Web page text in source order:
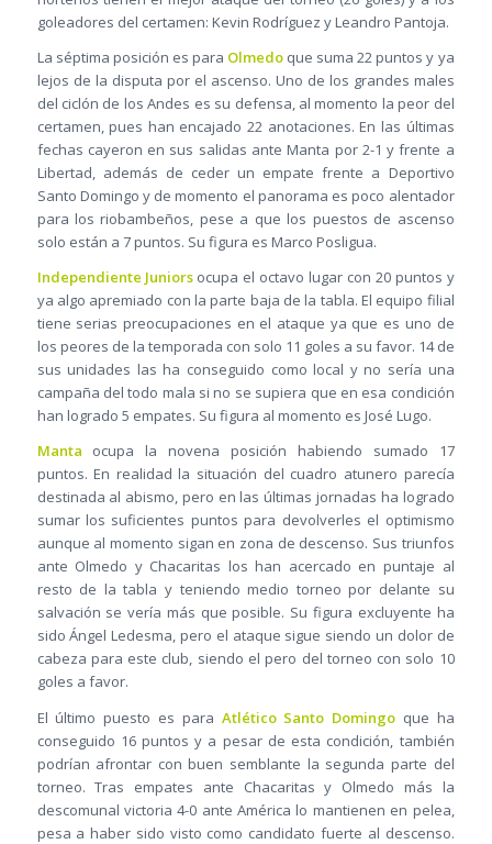
goleadores del certamen: Kevin Rodríguez y Leandro Pantoja.
La séptima posición es para Olmedoque suma 22 puntos y ya
lejos de la disputa por el ascenso. Uno de los grandes males
del ciclón de los Andes es su defensa, al momento la peor del
certamen, pues han encajado 22 anotaciones. En las últimas
fechas cayeron en sus salidas ante Manta por 2-1 y frente a
Libertad, además de ceder un empate frente a Deportivo
Santo Domingo y de momento el panorama es poco alentador
para los riobambeños, pese a que los puestos de ascenso
solo están a 7 puntos. Su figura es Marco Posligua.
Independiente Juniorsocupa el octavo lugar con 20 puntos y
ya algo apremiado con la parte baja de la tabla. El equipo filial
tiene serias preocupaciones en el ataque ya que es uno de
los peores de la temporada con solo 11 goles a su favor. 14 de
sus unidades las ha conseguido como local y no sería una
campaña del todo mala si no se supiera que en esa condición
han logrado 5 empates. Su figura al momento es José Lugo.
Manta ocupa la novena posición habiendo sumado 17
puntos. En realidad la situación del cuadro atunero parecía
destinada al abismo, pero en las últimas jornadas ha logrado
sumar los suficientes puntos para devolverles el optimismo
aunque al momento sigan en zona de descenso. Sus triunfos
ante Olmedo y Chacaritas los han acercado en puntaje al
resto de la tabla y teniendo medio torneo por delante su
salvación se vería más que posible. Su figura excluyente ha
sido Ángel Ledesma, pero el ataque sigue siendo un dolor de
cabeza para este club, siendo el pero del torneo con solo 10
goles a favor.
El último puesto es para Atlético Santo Domingoque ha
conseguido 16 puntos y a pesar de esta condición, también
podrían afrontar con buen semblante la segunda parte del
torneo. Tras empates ante Chacaritas y Olmedo más la
descomunal victoria 4-0 ante América lo mantienen en pelea,
pesa a haber sido visto como candidato fuerte al descenso.